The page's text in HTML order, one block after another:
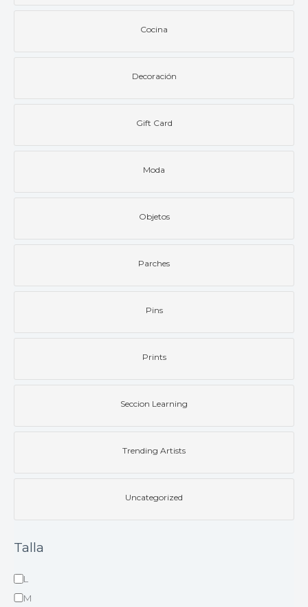
Cocina
Decoración
Gift Card
Moda
Objetos
Parches
Pins
Prints
Seccion Learning
Trending Artists
Uncategorized
Talla
L
M